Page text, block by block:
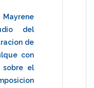
del
de
con
sobre el